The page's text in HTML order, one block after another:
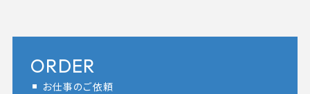
ORDER
お仕事のご依頼